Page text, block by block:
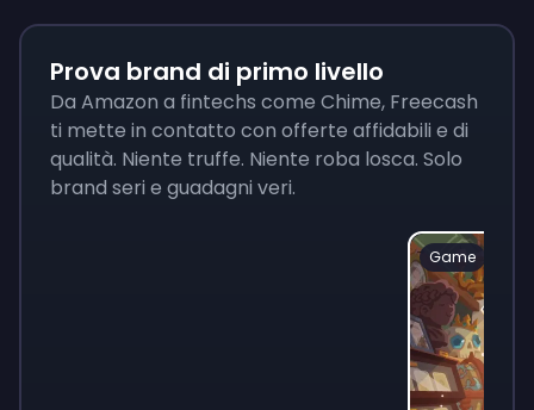
Prova brand di primo livello
Da Amazon a fintechs come Chime, Freecash
ti mette in contatto con offerte affidabili e di
qualità. Niente truffe. Niente roba losca. Solo
brand seri e guadagni veri.
Game